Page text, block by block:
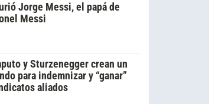
Jorge Messi, el papá de
Messi
y Sturzenegger crean un
para indemnizar y “ganar”
aliados